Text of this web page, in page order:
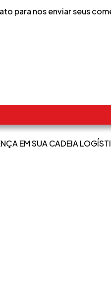
para nos enviar seus
EM SUA CADEIA